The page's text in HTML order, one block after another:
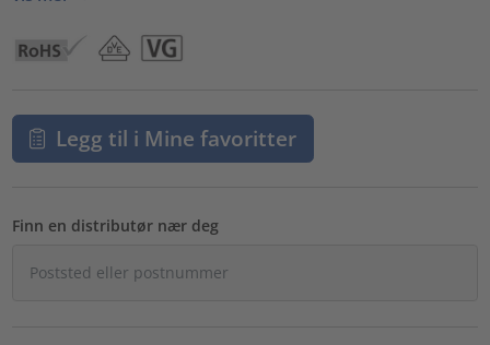
Legg til i Mine favoritter
Finn en distributør nær deg